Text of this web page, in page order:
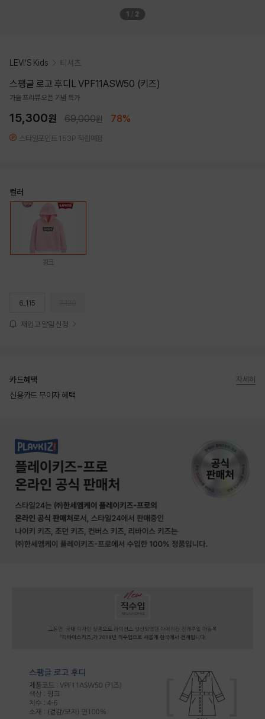
1 2
LEVI'S Kids 티셔츠
스팽글 로고 후디L VPF11ASW50 (키즈)
가을 프리뷰 오픈 기념 특가
15,300원 69,000원 78%
스타일포인트 153P 적립예정
컬러
핑크
6_115
재입고 알림 신청
카드혜택
신용카드 무이자 혜택
자세히